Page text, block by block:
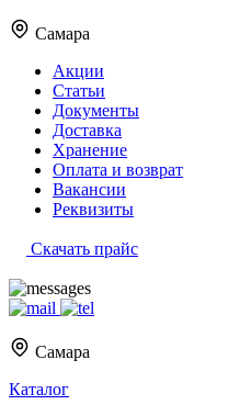
Самара
Акции
Статьи
Документы
Доставка
Хранение
Оплата и возврат
Вакансии
Реквизиты
Скачать прайс
Самара
Каталог